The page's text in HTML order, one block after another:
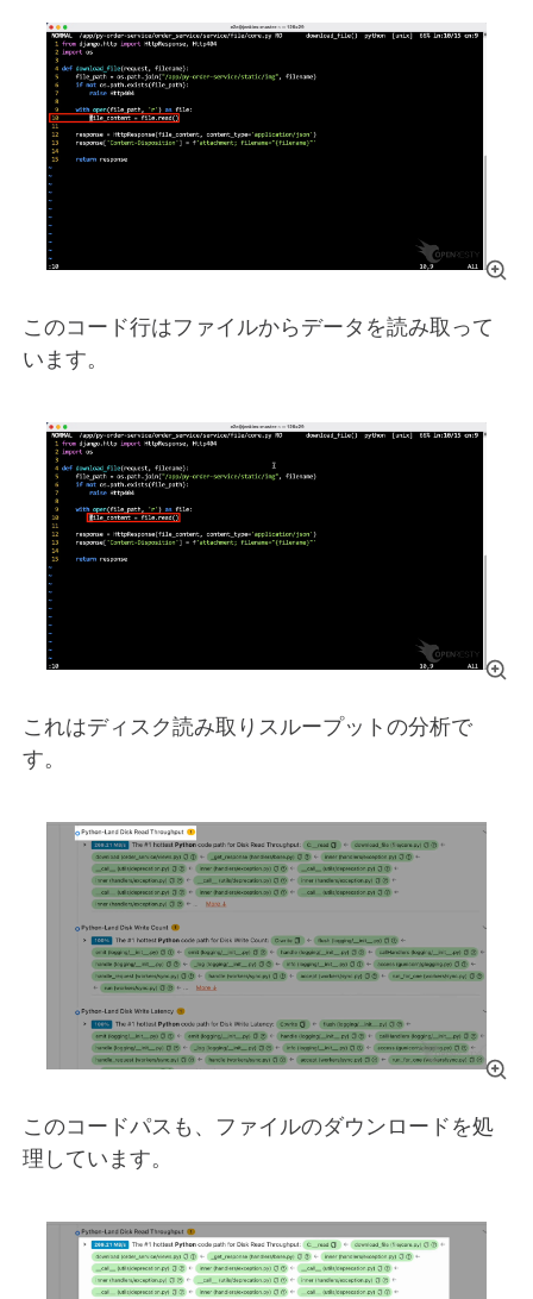
このコード行はファイルからデータを読み取って
います。
これはディスク読み取りスループットの分析で
す。
このコードパスも、ファイルのダウンロードを処
理しています。